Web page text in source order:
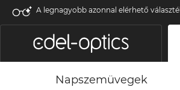
A legnagyobb azonnal elérhető
Napszemüvegek